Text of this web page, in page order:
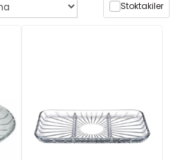
Stoktakiler